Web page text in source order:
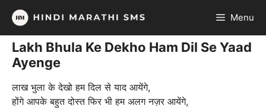
Skip
content
Menu
Lakh Bhula Ke Dekho Ham Dil Se Yaad
Ayenge
लाख भुला के देखो हम दिल से याद आयेंगे,
होंगे आपके बहुत दोस्त फिर भी हम अलग नज़र आयेंगे,